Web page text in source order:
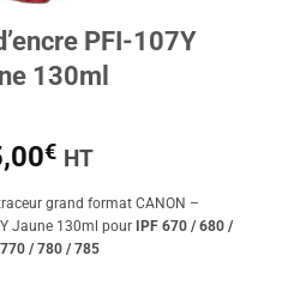
PFI-107Y
130ml
€ HT
grand format CANON –
Jaune 130ml pour
IPF 670 / 680 /
/ 780 / 785